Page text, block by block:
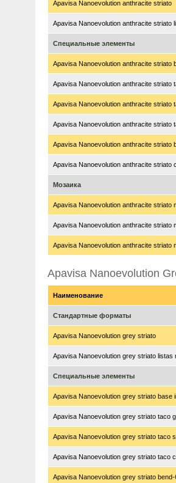
Apavisa Nanoevolution anthracite striato
Apavisa Nanoevolution anthracite striato
Специальные элементы
Apavisa Nanoevolution anthracite striato
Apavisa Nanoevolution anthracite striato
Apavisa Nanoevolution anthracite striato
Apavisa Nanoevolution anthracite striato
Apavisa Nanoevolution anthracite striato
Apavisa Nanoevolution anthracite striato
Мозаика
Apavisa Nanoevolution anthracite striato
Apavisa Nanoevolution anthracite striato
Apavisa Nanoevolution anthracite striato
Apavisa Nanoevolution
Наименование
Стандартные форматы
Apavisa Nanoevolution grey striato
Apavisa Nanoevolution grey striato
Специальные элементы
Apavisa Nanoevolution grey striato base
Apavisa Nanoevolution grey striato taco
Apavisa Nanoevolution grey striato taco
Apavisa Nanoevolution grey striato taco
Apavisa Nanoevolution grey striato bend-